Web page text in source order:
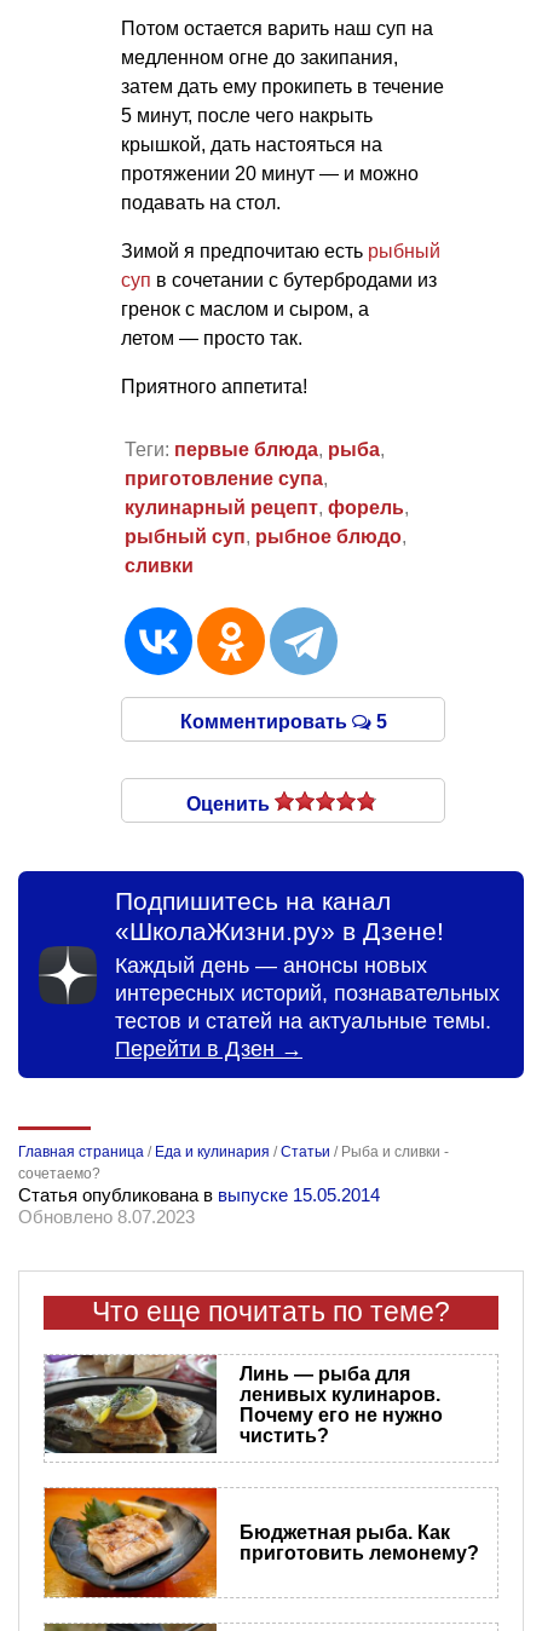
Потом остается варить наш суп на
медленном огне до закипания,
затем дать ему прокипеть в течение
5 минут, после чего накрыть
крышкой, дать настояться на
протяжении 20 минут — и можно
подавать на стол.
Зимой я предпочитаю есть рыбный
суп в сочетании с бутербродами из
гренок с маслом и сыром, а
летом — просто так.
Приятного аппетита!
Теги: первые блюда, рыба,
приготовление супа,
кулинарный рецепт, форель,
рыбный суп, рыбное блюдо,
сливки
Комментировать 5
Оценить
Подпишитесь на канал
«ШколаЖизни.ру» в Дзене!
Каждый день — анонсы новых
интересных историй, познавательных
тестов и статей на актуальные темы.
Перейти в Дзен →
Главная страница / Еда и кулинария /Статьи / Рыба и сливки -
сочетаемо?
Статья опубликована в выпуске 15.05.2014
Обновлено 8.07.2023
Что еще почитать по теме?
Линь — рыба для
ленивых кулинаров.
Почему его не нужно
чистить?
Бюджетная рыба. Как
приготовить лемонему?